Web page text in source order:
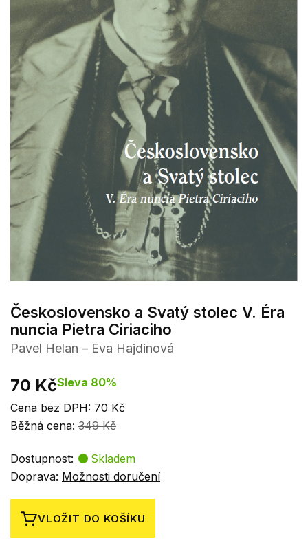
Československo a Svatý stolec V. Éra
nuncia Pietra Ciriaciho
Pavel Helan – Eva Hajdinová
70 KčSleva 80%
Cena bez DPH: 70 Kč
Běžná cena: 349 Kč
Dostupnost:
Skladem
Doprava: Možnosti doručení
VLOŽIT DO KOŠÍKU